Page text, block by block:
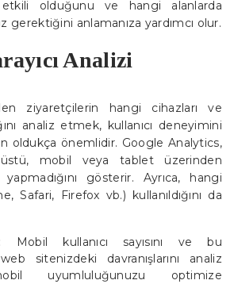
etkili olduğunu ve hangi alanlarda
gerektiğini anlamanıza yardımcı olur.
Analizi
ziyaretçilerin hangi cihazları ve
analiz etmek, kullanıcı deneyimini
oldukça önemlidir. Google Analytics,
mobil veya tablet üzerinden
gösterir. Ayrıca, hangi
Safari, Firefox vb.) kullanıldığını da
: Mobil kullanıcı sayısını ve bu
web sitenizdeki davranışlarını analiz
uyumluluğunuzu optimize